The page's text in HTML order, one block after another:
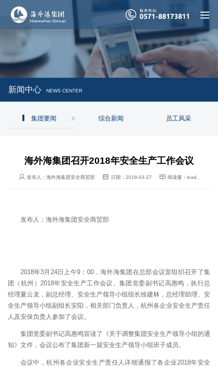
新闻中心 NEWS CENTER
集团要闻 综合新闻 员工风采
海外海集团召开2018年安全生产工作会议
 发布人： 海外海集团安全商贸部  日期： 2018-03-27  阅读量：load..
发布人：海外海集团安全商贸部
2018年3月24日上午9：00，海外海集团在总部会议室组织召开了集
团（杭州）2018年安全生产工作会议。集团党委副书记高惠鸣，执行总
经理夏云龙，副总经理、安全生产领导小组组长徐建林，总经理助理、安
全生产领导小组副组长安阳，相关部门负责人，杭州各企业安全生产责任
人及安保负责人参加了会议。
集团党委副书记高惠鸣宣读了《关于调整集团安全生产领导小组的通
知》文件，会议公布了集团新一届安全生产领导小组班子成员。
会议中，杭州各企业安全生产责任人详细通报了各企业2018年安全